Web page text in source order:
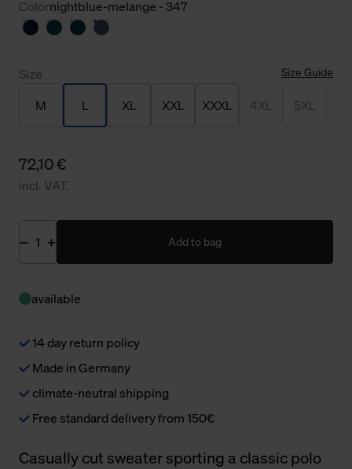
Colornightblue-melange - 347
Size Size Guide
M L XL XXL XXXL 4XL 5XL
72,10 €
incl. VAT.
Add to bag
available
14 day return policy
Made in Germany
climate-neutral shipping
Free standard delivery from 150€
Casually cut sweater sporting a classic polo